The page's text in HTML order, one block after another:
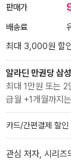
판매가
배송료
최대 3,000원 할
알라딘 만권당 삼
최대 1만원 또는
급월 +1개월까지
카드/간편결제 할인
관심 저자, 시리즈